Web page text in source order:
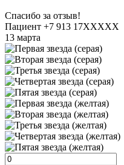
Спасибо за отзыв!
Пациент +7 913 17XXXXX
13 марта